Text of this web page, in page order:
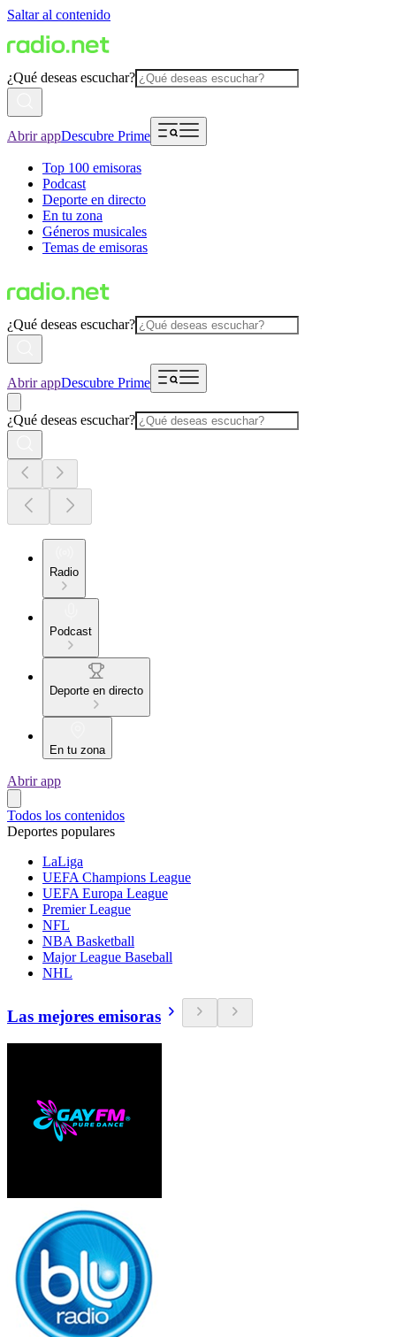
Saltar al contenido
¿Qué deseas escuchar?
Abrir appDescubre Prime
Top 100 emisoras
Podcast
Deporte en directo
En tu zona
Géneros musicales
Temas de emisoras
¿Qué deseas escuchar?
Abrir appDescubre Prime
¿Qué deseas escuchar?
Radio
Podcast
Deporte en directo
En tu zona
Abrir app
Todos los contenidos
Deportes populares
LaLiga
UEFA Champions League
UEFA Europa League
Premier League
NFL
NBA Basketball
Major League Baseball
NHL
Las mejores emisoras